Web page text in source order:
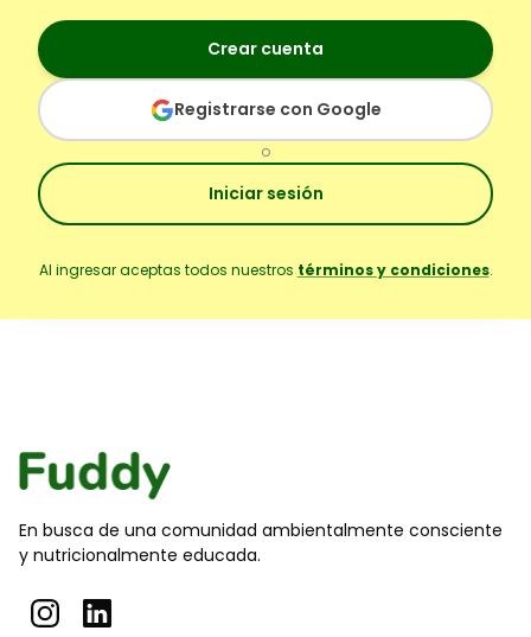
Crear cuenta
Registrarse con Google
o
Iniciar sesión
Al ingresar aceptas todos nuestros términos y condiciones.
En busca de una comunidad ambientalmente consciente
y nutricionalmente educada.
Puedes encontrarnos en las siguientes redes sociales: